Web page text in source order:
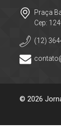
Praça
Cep:
(12)
© 2026